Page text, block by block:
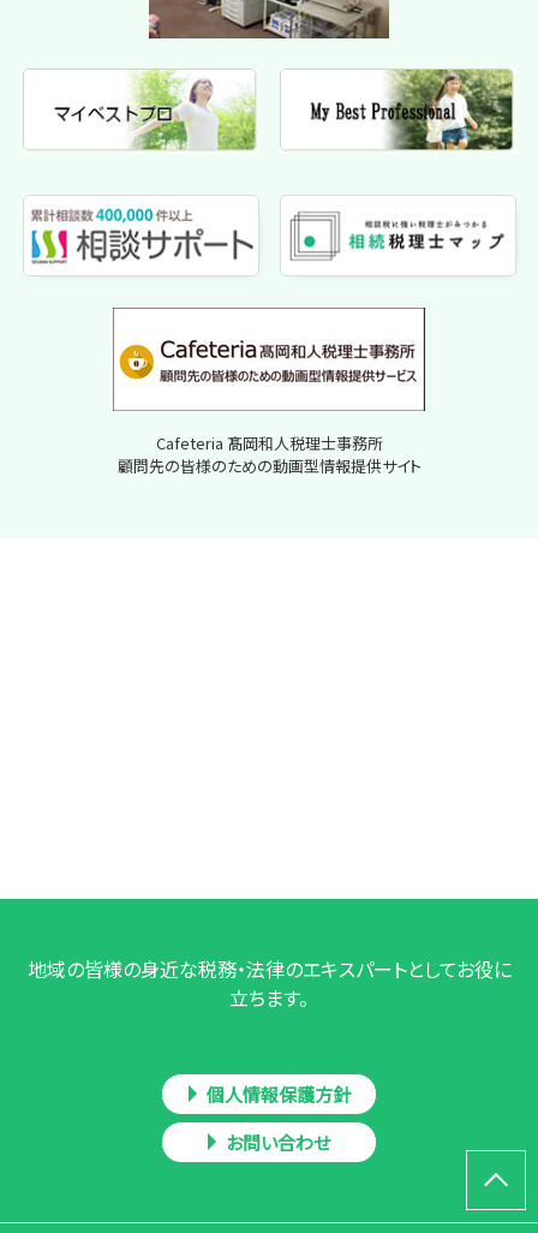
Cafeteria 髙岡和人税理士事務所
顧問先の皆様のための動画型情報提供サイト
地域の皆様の身近な税務・法律のエキスパートとしてお役に
立ちます。
個人情報保護方針
お問い合わせ